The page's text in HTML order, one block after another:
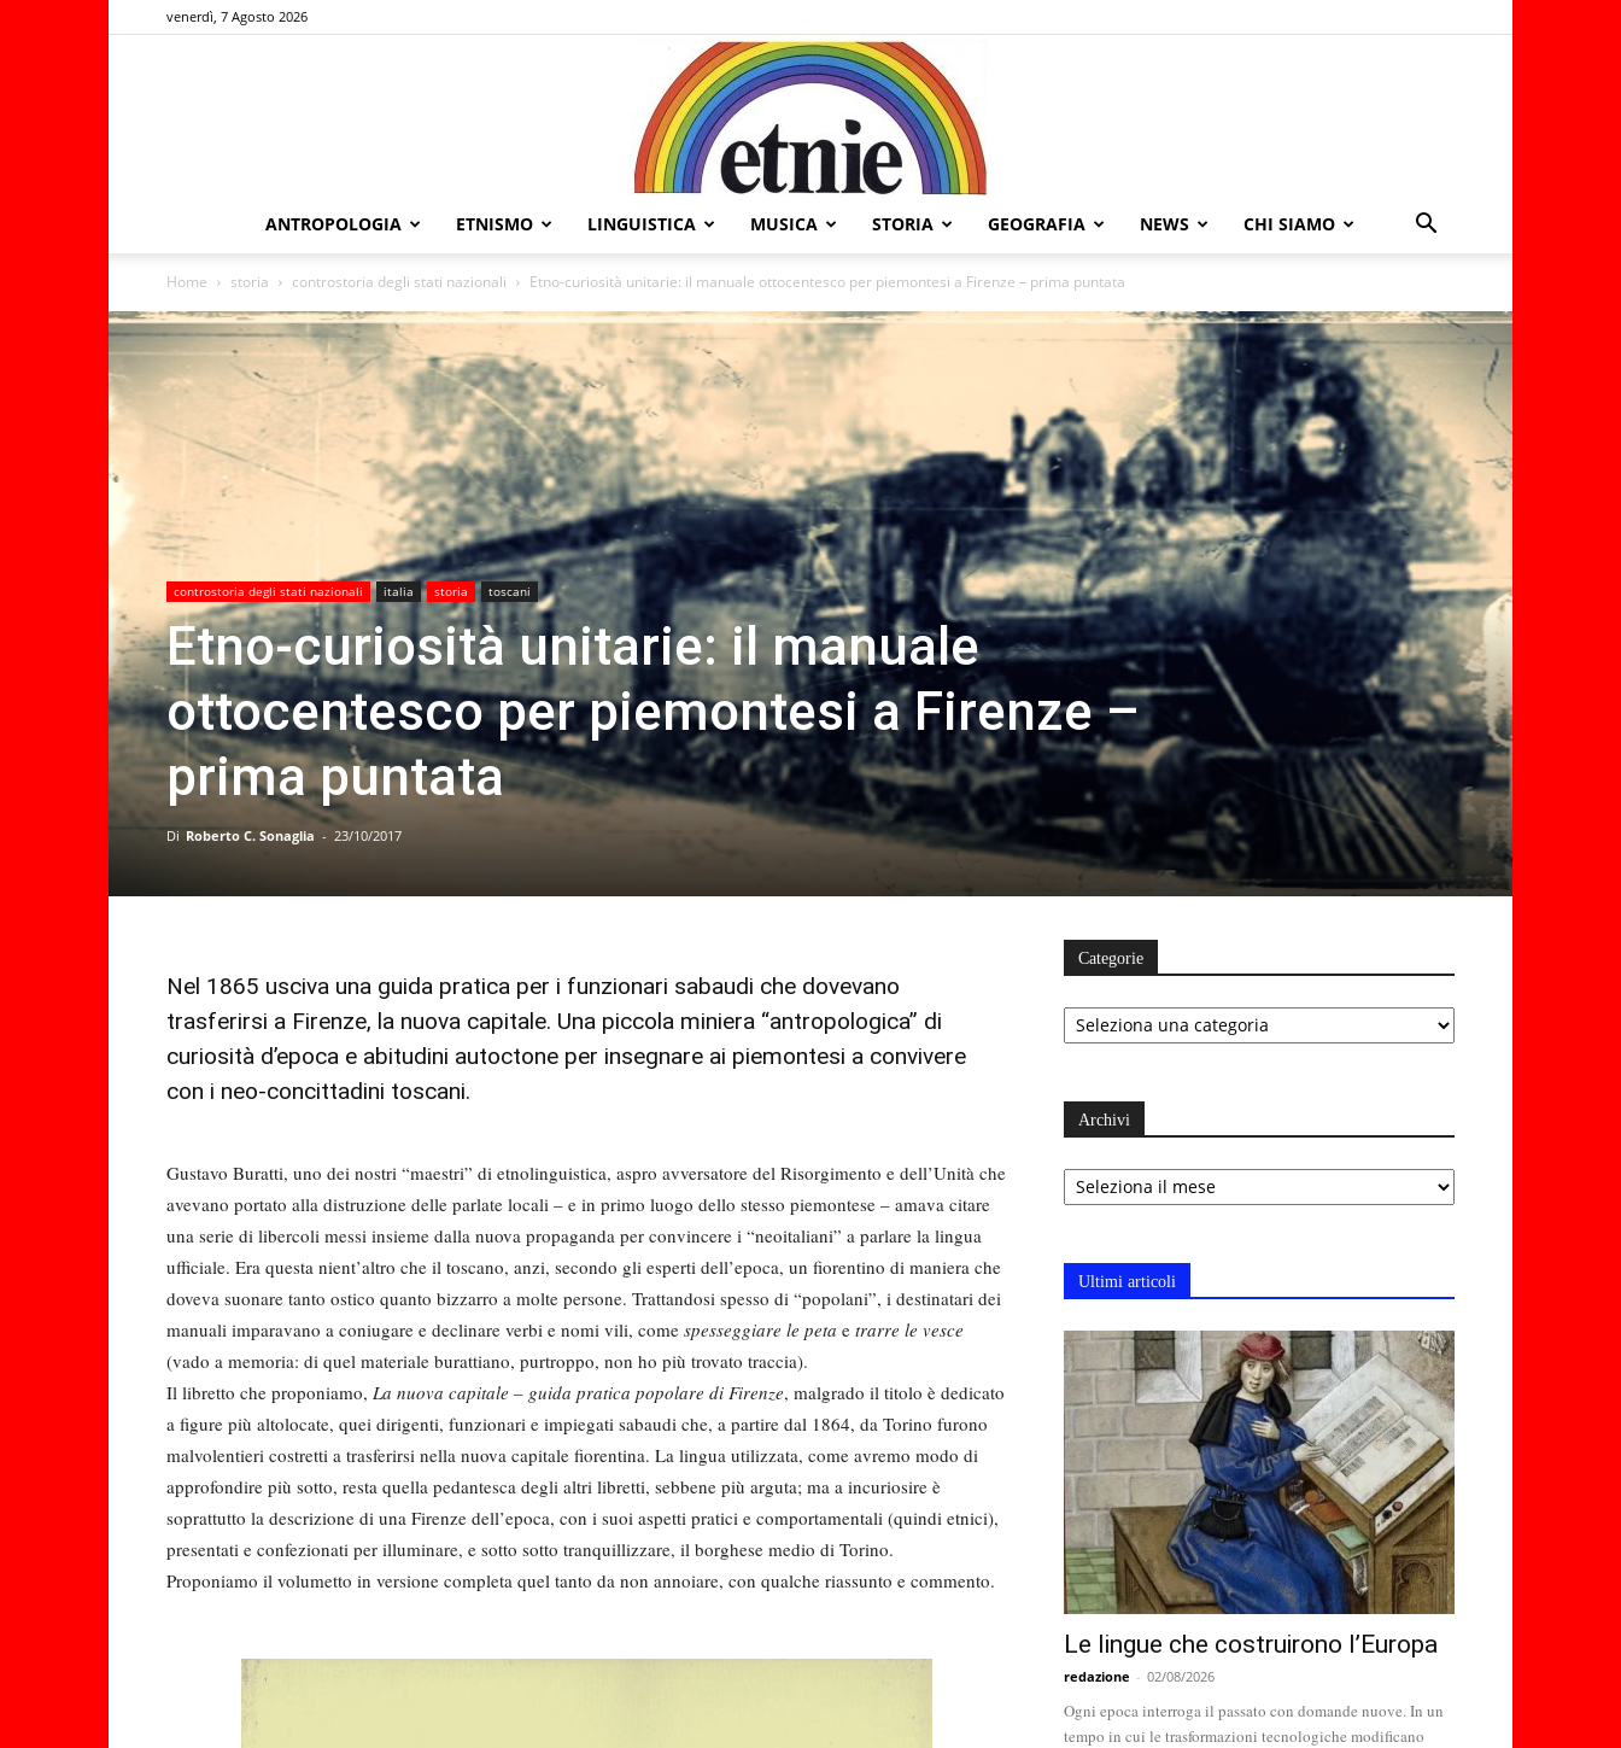
venerdì, 7 Agosto 2026
ANTROPOLOGIA ETNISMO LINGUISTICA MUSICA STORIA GEOGRAFIA NEWS CHI SIAMO
Home storia controstoria degli stati nazionali Etno-curiosità unitarie: il manuale ottocentesco per piemontesi a Firenze – prima puntata
controstoria degli stati nazionali italia storia toscani
Etno-curiosità unitarie: il manuale
ottocentesco per piemontesi a Firenze –
prima puntata
Di Roberto C. Sonaglia - 23/10/2017
Nel 1865 usciva una guida pratica per i funzionari sabaudi che dovevano
trasferirsi a Firenze, la nuova capitale. Una piccola miniera “antropologica” di
curiosità d’epoca e abitudini autoctone per insegnare ai piemontesi a convivere
con i neo-concittadini toscani.
Gustavo Buratti, uno dei nostri “maestri” di etnolinguistica, aspro avversatore del Risorgimento e dell’Unità che
avevano portato alla distruzione delle parlate locali – e in primo luogo dello stesso piemontese – amava citare
una serie di libercoli messi insieme dalla nuova propaganda per convincere i “neoitaliani” a parlare la lingua
ufficiale. Era questa nient’altro che il toscano, anzi, secondo gli esperti dell’epoca, un fiorentino di maniera che
doveva suonare tanto ostico quanto bizzarro a molte persone. Trattandosi spesso di “popolani”, i destinatari dei
manuali imparavano a coniugare e declinare verbi e nomi vili, come spesseggiare le peta e trarre le vesce
(vado a memoria: di quel materiale burattiano, purtroppo, non ho più trovato traccia).
Il libretto che proponiamo, La nuova capitale – guida pratica popolare di Firenze, malgrado il titolo è dedicato
a figure più altolocate, quei dirigenti, funzionari e impiegati sabaudi che, a partire dal 1864, da Torino furono
malvolentieri costretti a trasferirsi nella nuova capitale fiorentina. La lingua utilizzata, come avremo modo di
approfondire più sotto, resta quella pedantesca degli altri libretti, sebbene più arguta; ma a incuriosire è
soprattutto la descrizione di una Firenze dell’epoca, con i suoi aspetti pratici e comportamentali (quindi etnici),
presentati e confezionati per illuminare, e sotto sotto tranquillizzare, il borghese medio di Torino.
Proponiamo il volumetto in versione completa quel tanto da non annoiare, con qualche riassunto e commento.
Categorie
Categorie
Archivi
Archivi
Ultimi articoli
Le lingue che costruirono l’Europa
redazione - 02/08/2026
Ogni epoca interroga il passato con domande nuove. In un
tempo in cui le trasformazioni tecnologiche modificano